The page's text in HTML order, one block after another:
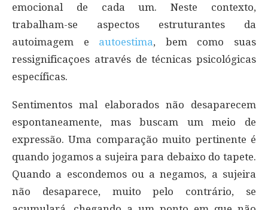
emocional de cada um. Neste contexto,
trabalham-se aspectos estruturantes da
autoimagem e autoestima, bem como suas
ressignificaçoes através de técnicas psicológicas
específicas.
Sentimentos mal elaborados não desaparecem
espontaneamente, mas buscam um meio de
expressão. Uma comparação muito pertinente é
quando jogamos a sujeira para debaixo do tapete.
Quando a escondemos ou a negamos, a sujeira
não desaparece, muito pelo contrário, se